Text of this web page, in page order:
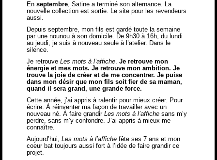
En septembre, Satine a terminé son alternance. La
nouvelle collection est sortie. Le site pour les revendeurs
aussi.
Depuis septembre, mon fils est gardé toute la semaine
par une nounou à son domicile. De 9h30 à 16h, du lundi
au jeudi, je suis à nouveau seule à l’atelier. Dans le
silence.
Je retrouve Les mots à l’affiche. Je retrouve mon
énergie et mes mots. Je retrouve mon ambition. Je
trouve la joie de créer et de me concentrer. Je puise
dans mon désir que mon fils soit fier de sa maman,
quand il sera grand, une grande force.
Cette année, j’ai appris à ralentir pour mieux créer. Pour
écrire. À réinventer ma façon de travailler avec un
nouveau né. À faire grandir Les mots à l’affiche sans m’y
perdre, sans m’y confondre. J’ai appris à mieux me
connaître.
Aujourd’hui, Les mots à l’affiche fête ses 7 ans et mon
coeur bat toujours aussi fort à l’idée de faire grandir ce
projet.